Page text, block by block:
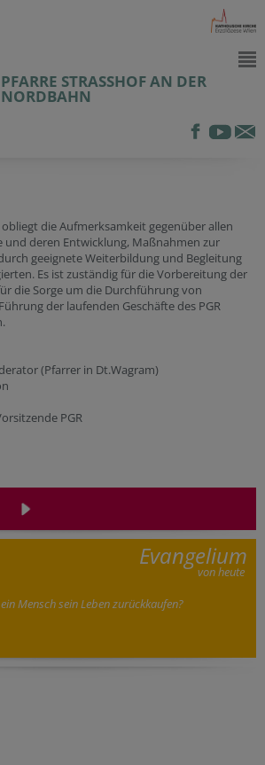
PFARRE STRASSHOF AN DER
NORDBAHN
die Aufmerksamkeit gegenüber allen
und deren Entwicklung, Maßnahmen zur
geeignete Weiterbildung und Begleitung
Es ist zuständig für die Vorbereitung der
die Sorge um die Durchführung von
der laufenden Geschäfte des PGR
(Pfarrer in Dt.Wagram)
PGR
Evangelium
von heute
Mensch sein Leben zurückkaufen?